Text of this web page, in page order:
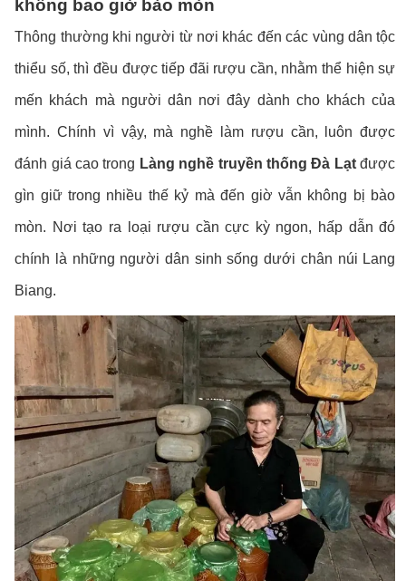
không bao giờ bào mòn
Thông thường khi người từ nơi khác đến các vùng dân tộc
thiểu số, thì đều được tiếp đãi rượu cần, nhằm thể hiện sự
mến khách mà người dân nơi đây dành cho khách của
mình. Chính vì vậy, mà nghề làm rượu cần, luôn được
đánh giá cao trong Làng nghề truyền thống Đà Lạtđược
gìn giữ trong nhiều thế kỷ mà đến giờ vẫn không bị bào
mòn. Nơi tạo ra loại rượu cần cực kỳ ngon, hấp dẫn đó
chính là những người dân sinh sống dưới chân núi Lang
Biang.